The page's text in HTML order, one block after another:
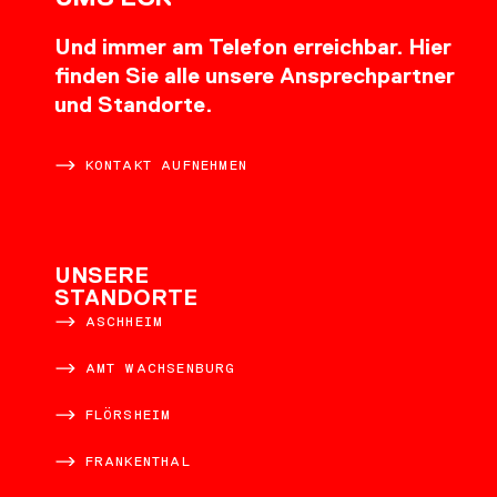
Und immer am Telefon erreichbar. Hier
finden Sie alle unsere Ansprechpartner
und Standorte.
KONTAKT AUFNEHMEN
UNSERE
STANDORTE
ASCHHEIM
AMT WACHSENBURG
FLÖRSHEIM
FRANKENTHAL